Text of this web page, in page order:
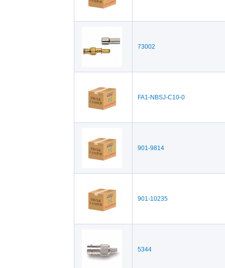
73002
FA1-NBSJ-C10-0
901-9814
901-10235
5344